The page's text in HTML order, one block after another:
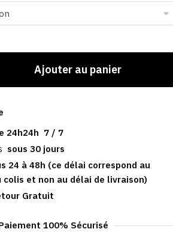
Ajouter au panier
24h24h 7 / 7
sous 30 jours
24 à 48h (ce délai correspond au
et non au délai de livraison)
Gratuit
100% Sécurisé